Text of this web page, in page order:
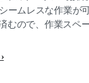
ームレスな作業が
むので、作業スペ